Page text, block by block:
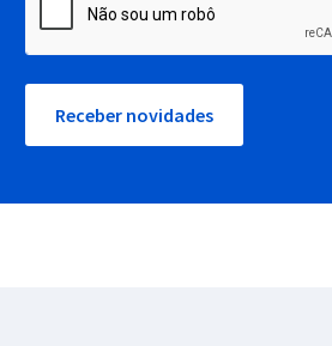
Receber novidades